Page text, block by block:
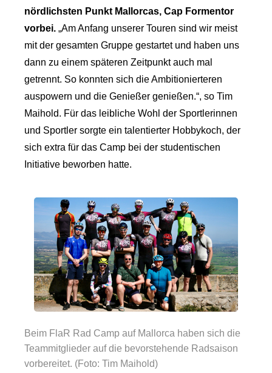
nördlichsten Punkt Mallorcas, Cap Formentor
vorbei. „Am Anfang unserer Touren sind wir meist
mit der gesamten Gruppe gestartet und haben uns
dann zu einem späteren Zeitpunkt auch mal
getrennt. So konnten sich die Ambitionierteren
auspowern und die Genießer genießen.“, so Tim
Maihold. Für das leibliche Wohl der Sportlerinnen
und Sportler sorgte ein talentierter Hobbykoch, der
sich extra für das Camp bei der studentischen
Initiative beworben hatte.
Beim FlaR Rad Camp auf Mallorca haben sich die
Teammitglieder auf die bevorstehende Radsaison
vorbereitet. (Foto: Tim Maihold)